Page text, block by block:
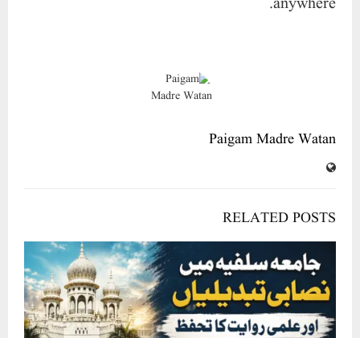
Paigam Madre Watan
RELATED POSTS